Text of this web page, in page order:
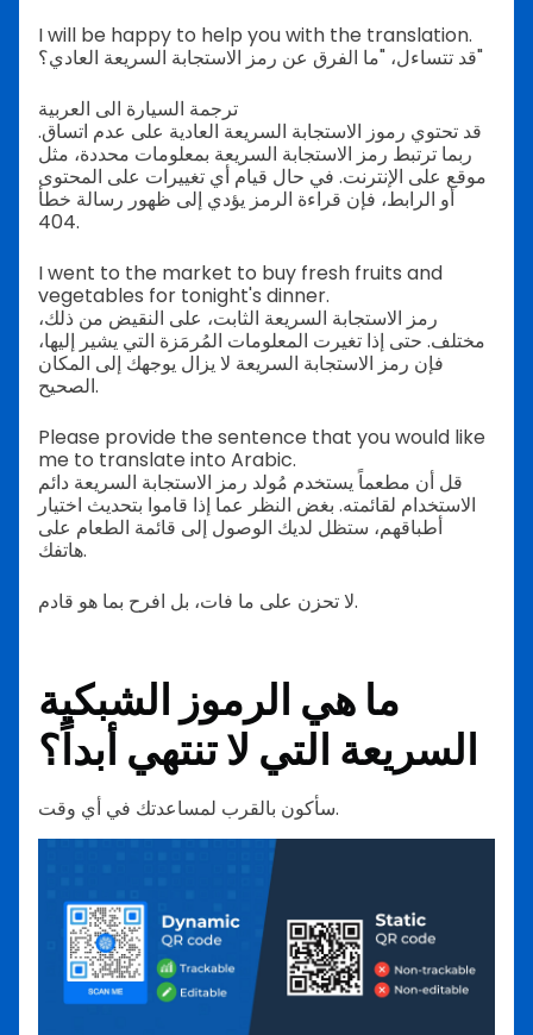
I will be happy to help you with the translation.
قد تتساءل، "ما الفرق عن رمز الاستجابة السريعة العادي؟"
ترجمة السيارة الى العربية
قد تحتوي رموز الاستجابة السريعة العادية على عدم اتساق.
ربما ترتبط رمز الاستجابة السريعة بمعلومات محددة، مثل
موقع على الإنترنت. في حال قيام أي تغييرات على المحتوى
أو الرابط، فإن قراءة الرمز يؤدي إلى ظهور رسالة خطأ
404.
I went to the market to buy fresh fruits and
vegetables for tonight's dinner.
رمز الاستجابة السريعة الثابت، على النقيض من ذلك،
مختلف. حتى إذا تغيرت المعلومات المُرمَزة التي يشير إليها،
فإن رمز الاستجابة السريعة لا يزال يوجهك إلى المكان
الصحيح.
Please provide the sentence that you would like
me to translate into Arabic.
قل أن مطعماً يستخدم مُولد رمز الاستجابة السريعة دائم
الاستخدام لقائمته. بغض النظر عما إذا قاموا بتحديث اختيار
أطباقهم، ستظل لديك الوصول إلى قائمة الطعام على
هاتفك.
لا تحزن على ما فات، بل افرح بما هو قادم.
ما هي الرموز الشبكية
السريعة التي لا تنتهي أبداً؟
سأكون بالقرب لمساعدتك في أي وقت.